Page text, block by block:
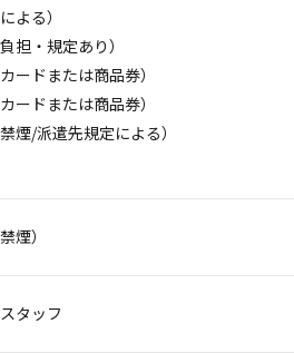
よる）
担・規定あり）
ードまたは商品券）
ードまたは商品券）
煙/派遣先規定による）
煙）
タッフ